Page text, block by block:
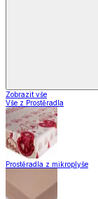
Zobrazit vše
Vše z Prostěradla
Prostěradla z mikroplyše